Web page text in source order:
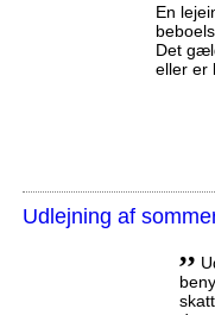
En
Det
eller er
Udlejning af
,,